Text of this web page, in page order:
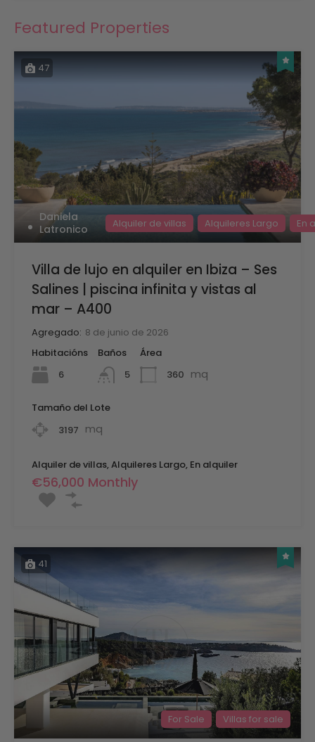
Featured Properties
47
Daniela
Latronico
Alquiler de villas Alquileres Largo En
Villa de lujo en alquiler en Ibiza – Ses
Salines | piscina infinita y vistas al
mar – A400
Agregado: 8 de junio de 2026
Habitacións
6
Baños
5
Área
360 mq
Tamaño del Lote
3197 mq
Alquiler de villas, Alquileres Largo, En alquiler
€56,000 Monthly
41
For Sale Villas for sale